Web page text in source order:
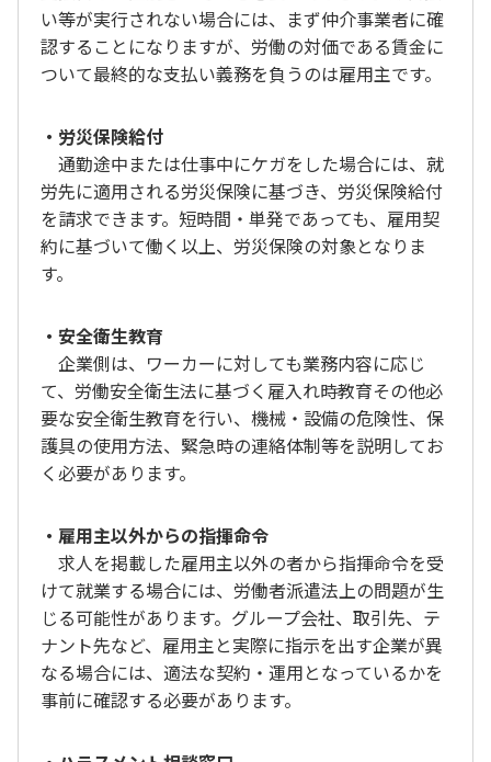
い等が実行されない場合には、まず仲介事業者に確
認することになりますが、労働の対価である賃金に
ついて最終的な支払い義務を負うのは雇用主です。
・労災保険給付
通勤途中または仕事中にケガをした場合には、就
労先に適用される労災保険に基づき、労災保険給付
を請求できます。短時間・単発であっても、雇用契
約に基づいて働く以上、労災保険の対象となりま
す。
・安全衛生教育
企業側は、ワーカーに対しても業務内容に応じ
て、労働安全衛生法に基づく雇入れ時教育その他必
要な安全衛生教育を行い、機械・設備の危険性、保
護具の使用方法、緊急時の連絡体制等を説明してお
く必要があります。
・雇用主以外からの指揮命令
求人を掲載した雇用主以外の者から指揮命令を受
けて就業する場合には、労働者派遣法上の問題が生
じる可能性があります。グループ会社、取引先、テ
ナント先など、雇用主と実際に指示を出す企業が異
なる場合には、適法な契約・運用となっているかを
事前に確認する必要があります。